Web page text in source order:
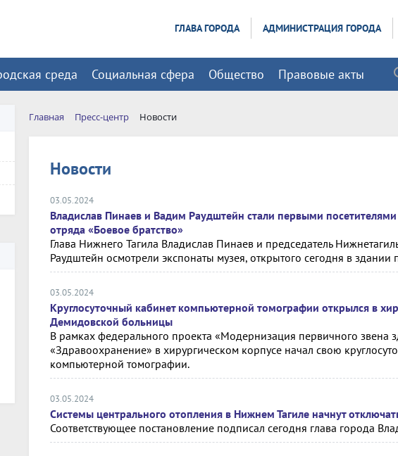
ГЛАВА ГОРОДА АДМИНИСТРАЦИЯ ГОРОДА
среда Социальная сфера Общество Правовые акты
Главная Пресс-центр Новости
Новости
03.05.2024
Владислав Пинаев и Вадим Раудштейн стали первыми
отряда «Боевое братство»
Глава Нижнего Тагила Владислав Пинаев и председатель
Раудштейн осмотрели экспонаты музея, открытого сегодня в
03.05.2024
Круглосуточный кабинет компьютерной томографии открылся в
Демидовской больницы
В рамках федерального проекта «Модернизация первичного звена
«Здравоохранение» в хирургическом корпусе начал свою
компьютерной томографии.
03.05.2024
Системы центрального отопления в Нижнем Тагиле начнут
Соответствующее постановление подписал сегодня глава города